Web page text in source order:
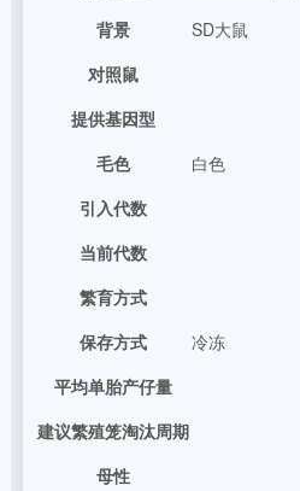
背景
SD大鼠
对照鼠
提供基因型
毛色
白色
引入代数
当前代数
繁育方式
保存方式
冷冻
平均单胎产仔量
建议繁殖笼淘汰周期
母性